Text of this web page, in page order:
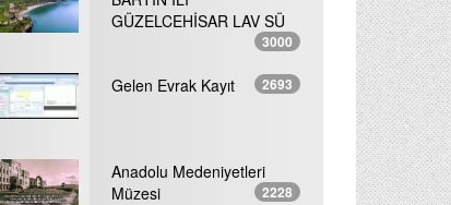
GÜZELCEHİSAR LAV SÜ
3000
Gelen Evrak Kayıt 2693
Anadolu Medeniyetleri
Müzesi
2228